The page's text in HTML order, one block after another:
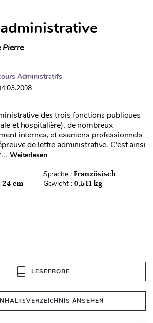
Pierre
Administratifs
des trois fonctions publiques
et hospitalière), de nombreux
internes, et examens professionnels
de lettre administrative. C’est ainsi
Weiterlesen
Sprache : Französisch
24 cm Gewicht : 0,511 kg
LESEPROBE
ANSEHEN